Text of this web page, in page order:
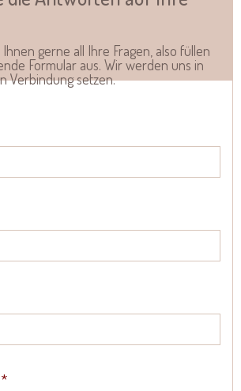
gerne all Ihre Fragen, also füllen
Formular aus. Wir werden uns in
Verbindung setzen.
*